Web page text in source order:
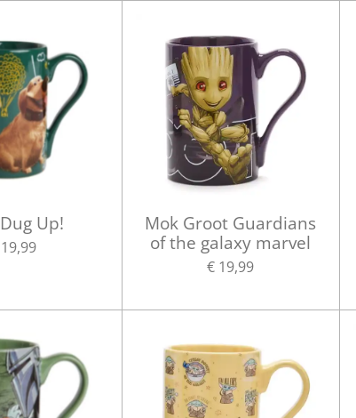
Up!
Mok Groot Guardians
of the galaxy marvel
€ 19,99